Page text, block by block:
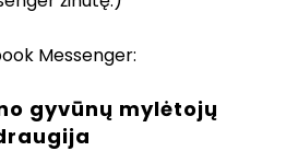
Messenger:
gyvūnų mylėtojų